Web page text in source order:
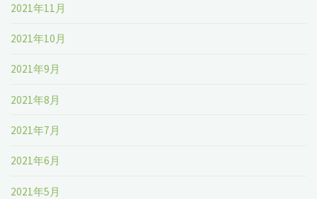
2021年11月
2021年10月
2021年9月
2021年8月
2021年7月
2021年6月
2021年5月